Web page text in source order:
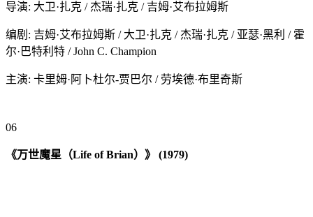
导演: 大卫·扎克 / 杰瑞·扎克 / 吉姆·艾布拉姆斯
编剧: 吉姆·艾布拉姆斯 / 大卫·扎克 / 杰瑞·扎克 / 亚瑟·黑利 / 霍
尔·巴特利特 / John C. Champion
主演: 卡里姆·阿卜杜尔-贾巴尔 / 劳埃德·布里奇斯
06
《万世魔星（Life of Brian）》 (1979)